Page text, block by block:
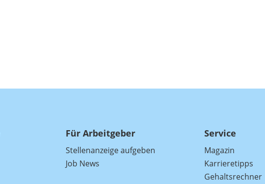
Für Arbeitgeber
Stellenanzeige aufgeben
Job News
Service
Magazin
Karrieretipps
Gehaltsrechner